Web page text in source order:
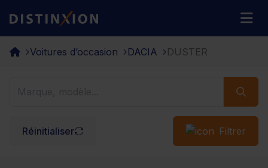
Distinxion
Voitures d’occasion DACIA DUSTER
Réinitialiser Filtrer